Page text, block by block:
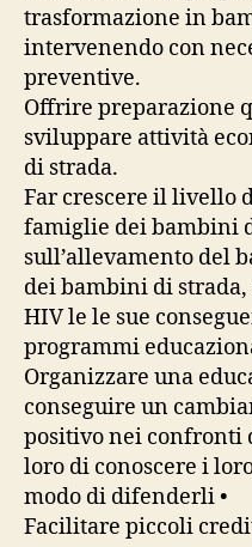
trasformazione in
intervenendo con
preventive.
Offrire preparazione
sviluppare attività
di strada.
Far crescere il livello
famiglie dei bambini
sull’allevamento del
dei bambini di
HIV le le sue
programmi
Organizzare una
conseguire un
positivo nei confronti
loro di conoscere i
modo di difenderli •
Facilitare piccoli